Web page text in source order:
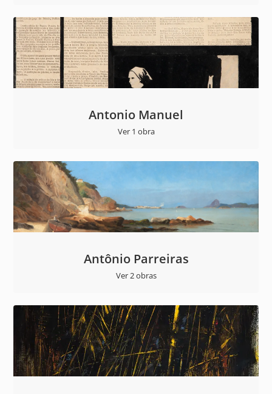
Antonio Manuel
Ver 1 obra
Antônio Parreiras
Ver 2 obras